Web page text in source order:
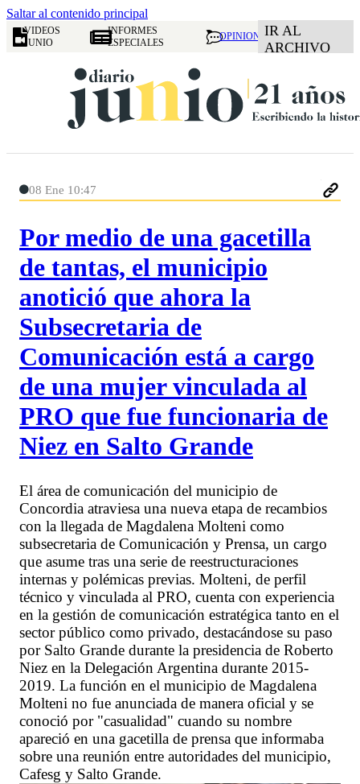
Saltar al contenido principal
VIDEOS
JUNIO
INFORMES
ESPECIALES
OPINION IR AL
ARCHIVO
08 Ene 10:47
Por medio de una gacetilla
de tantas, el municipio
anotició que ahora la
Subsecretaria de
Comunicación está a cargo
de una mujer vinculada al
PRO que fue funcionaria de
Niez en Salto Grande
El área de comunicación del municipio de
Concordia atraviesa una nueva etapa de recambios
con la llegada de Magdalena Molteni como
subsecretaria de Comunicación y Prensa, un cargo
que asume tras una serie de reestructuraciones
internas y polémicas previas. Molteni, de perfil
técnico y vinculada al PRO, cuenta con experiencia
en la gestión de comunicación estratégica tanto en el
sector público como privado, destacándose su paso
por Salto Grande durante la presidencia de Roberto
Niez en la Delegación Argentina durante 2015-
2019. La función en el municipio de Magdalena
Molteni no fue anunciada de manera oficial y se
conoció por "casualidad" cuando su nombre
apareció en una gacetilla de prensa que informaba
sobre una reunión entre autoridades del municipio,
Cafesg y Salto Grande.